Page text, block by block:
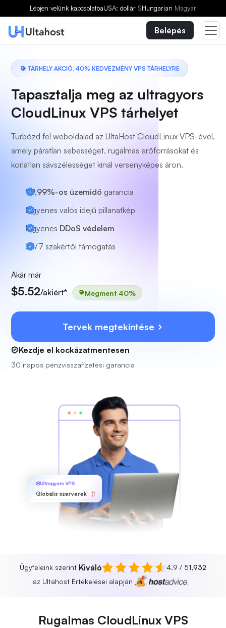
Lépjen velünk kapcsolatbaUSA: dollár $Hungarian Magyar
Belépés
TÁRHELY AKCIÓ: 40% KEDVEZMÉNY VPS TÁRHELYRE
Tapasztalja meg az ultragyors
CloudLinux VPS tárhelyet
Turbózd fel weboldalad az UltaHost CloudLinux VPS-ével,
amely páratlan sebességet, rugalmas erőforrásokat és
korlátlan sávszélességet kínál versenyképes áron.
99,99%-os üzemidő garancia
Ingyenes valós idejű pillanatkép
Ingyenes DDoS védelem
24/7 szakértői támogatás
Akár már
$5.52/akiért* Megment 40%
Tervek megtekintése
Kezdje el kockázatmentesen
30 napos pénzvisszafizetési garancia
Ultragyors VPS
Globális szerverek
Ügyfeleink szerint Kiváló 4.9 / 51,932
az Ultahost Értékelései alapján
Rugalmas CloudLinux VPS